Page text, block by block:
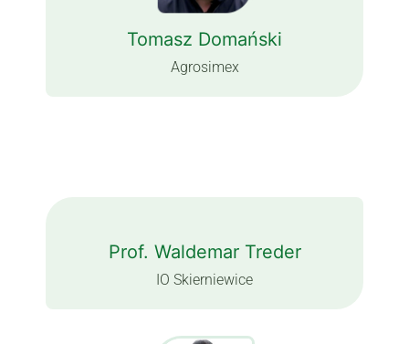
Tomasz Domański
Agrosimex
Prof. Waldemar Treder
IO Skierniewice